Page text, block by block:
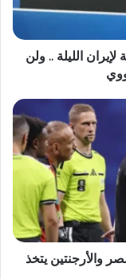
الليلة .. ولن
والأرجنتين يتخذ